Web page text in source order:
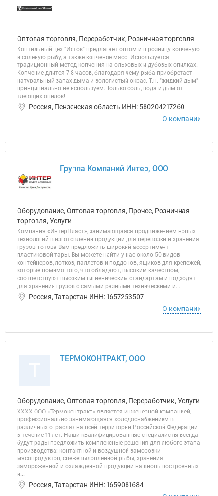
Оптовая торговля, Переработчик, Розничная торговля
Коптильный цех "Исток" предлагает оптом и в розницу копченую
и соленую рыбу, а также копченое мясо. Используется
традиционный метод копчения на ольховых и дубовых опилках.
Копчение длится 7-8 часов, благодаря чему рыба приобретает
натуральный запах дыма и золотистый окрас. Т.н. "жидкий дым"
принципиально не используем. Только соль, вода и дым от
тлеющих опилок!
Россия, Пензенская область ИНН: 580204217260
О компании
Группа Компаний Интер, ООО
Оборудование, Оптовая торговля, Прочее, Розничная
торговля, Услуги
Компания «ИнтерПласт», занимающаяся продвижением новых
технологий в изготовлении продукции для перевозки и хранения
грузов, готова Вам предложить широкий ассортимент
пластиковой тары. Вы можете найти у нас около 50 видов
контейнеров, лотков, паллетов и поддонов, ящиков для крепежей,
которые помимо того, что обладают, высоким качеством,
соответствуют высоким гигиеническим стандартам и подходят
для хранения грузов с самыми разными техническими и...
Россия, Татарстан ИНН: 1657253507
О компании
ТЕРМОКОНТРАКТ, ООО
Оборудование, Оптовая торговля, Переработчик, Услуги
ХХХХ ООО «Термоконтракт» является инженерной компанией,
профессионально занимающаяся холодоснабжением в
различных отраслях на всей территории Российской Федерации
в течение 11 лет. Наши квалифицированные специалисты всегда
будут рады предложить комплексные решения для любого этапа
производства: контактной и воздушной заморозки
мясопродуктов, свежевыловленной рыбы, хранения
замороженной и охлажденной продукции на вновь построенных
и...
Россия, Татарстан ИНН: 1659081684